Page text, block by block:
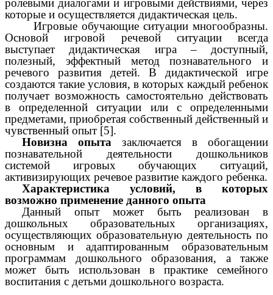
ролевыми диалогами и игровыми действиями, через
которые и осуществляется дидактическая цель.
Игровые обучающие ситуации многообразны.
Основой игровой речевой ситуации всегда
выступает дидактическая игра – доступный,
полезный, эффектный метод познавательного и
речевого развития детей. В дидактической игре
создаются такие условия, в которых каждый ребенок
получает возможность самостоятельно действовать
в определенной ситуации или с определенными
предметами, приобретая собственный действенный и
чувственный опыт [5].
Новизна опытазаключается в обогащении
познавательной деятельности дошкольников
системой игровых обучающих ситуаций,
активизирующих речевое развитие каждого ребенка.
Характеристика условий, в которых
возможно применение данного опыта
Данный опыт может быть реализован в
дошкольных образовательных организациях,
осуществляющих образовательную деятельность по
основным и адаптированным образовательным
программам дошкольного образования, а также
может быть использован в практике семейного
воспитания с детьми дошкольного возраста.